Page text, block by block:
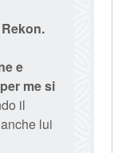
e
me si
il
lui